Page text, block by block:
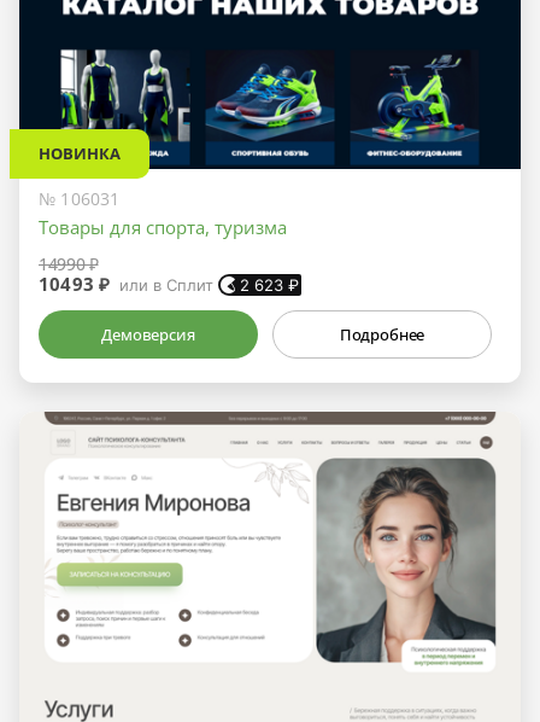
НОВИНКА
№ 106031
Товары для спорта, туризма
14990 ₽
10493 ₽ или в Сплит 2 623 ₽
Демоверсия Подробнее